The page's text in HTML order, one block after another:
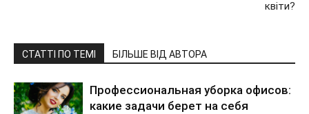
квіти?
СТАТТІ ПО ТЕМІ БІЛЬШЕ ВІД АВТОРА
Профессиональная уборка офисов:
какие задачи берет на себя